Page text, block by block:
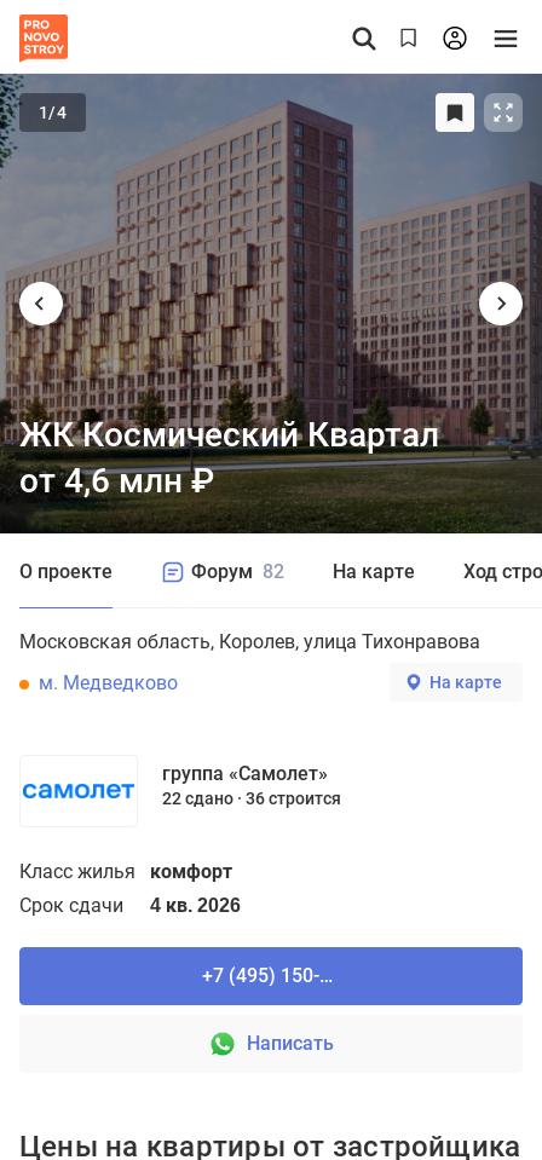
О проекте Форум 82 На карте Ход
Московская область Королев улица Тихонравова
м. Медведково
На карте
группа «Самолет»
22 сдано 36 строится
Класс жилья комфорт
Срок сдачи 4 кв. 2026
+7 (495) 150-90-61
Написать
1/4
ЖК Космический Квартал
от 4,6 млн₽
Цены на квартиры от застройщика